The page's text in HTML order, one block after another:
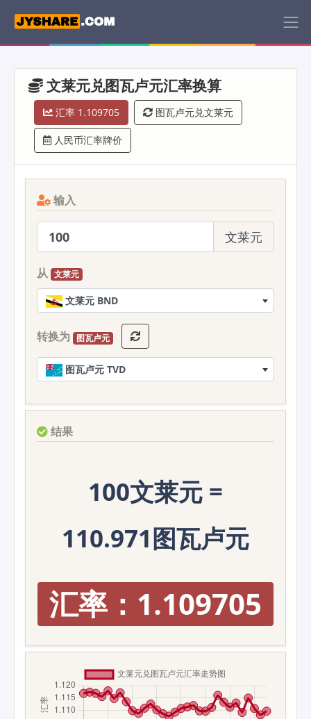
文莱元兑图瓦卢元汇率换算
汇率 1.109705 图瓦卢元兑文莱元
人民币汇率牌价
输入
文莱元
从 文莱元
文莱元 BND
转换为 图瓦卢元
图瓦卢元 TVD
结果
100文莱元 =
110.971图瓦卢元
汇率：1.109705